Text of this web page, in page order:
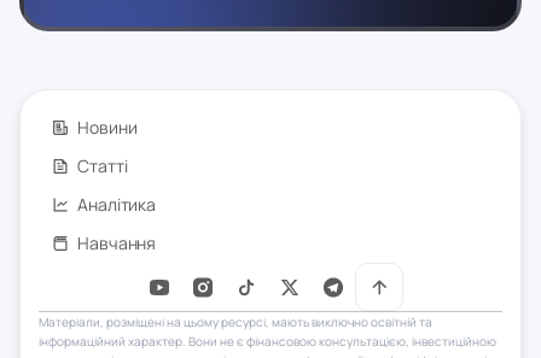
Новини
Статті
Аналітика
Навчання
Матеріали, розміщені на цьому ресурсі, мають виключно освітній та
інформаційний характер. Вони не є фінансовою консультацією, інвестиційною